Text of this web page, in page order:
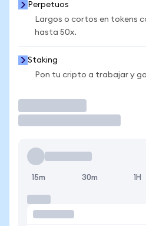
Perpetuos
Largos o cortos en tokens
hasta 50x.
Staking
Pon tu cripto a trabajar y
15m 30m 1H